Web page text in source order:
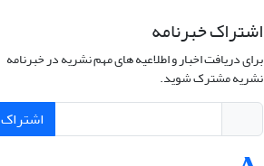
اشتراک خبرنامه
برای دریافت اخبار و اطلاعیه های مهم نشریه در خبرنامه
نشریه مشترک شوید.
اشتراک